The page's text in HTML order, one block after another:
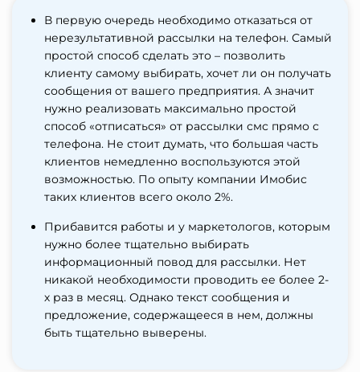
В первую очередь необходимо отказаться от
нерезультативной рассылки на телефон. Самый
простой способ сделать это – позволить
клиенту самому выбирать, хочет ли он получать
сообщения от вашего предприятия. А значит
нужно реализовать максимально простой
способ «отписаться» от рассылки смс прямо с
телефона. Не стоит думать, что большая часть
клиентов немедленно воспользуются этой
возможностью. По опыту компании Имобис
таких клиентов всего около 2%.
Прибавится работы и у маркетологов, которым
нужно более тщательно выбирать
информационный повод для рассылки. Нет
никакой необходимости проводить ее более 2-
х раз в месяц. Однако текст сообщения и
предложение, содержащееся в нем, должны
быть тщательно выверены.